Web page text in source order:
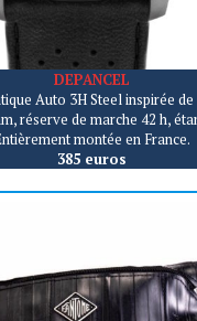
DEPANCEL
Auto 3H Steel inspirée
réserve de marche 42 h,
montée en France.
385 euros